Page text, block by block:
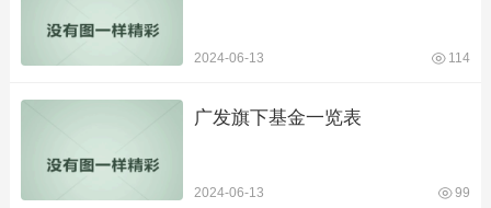
2024-06-13 114
广发旗下基金一览表
2024-06-13 99